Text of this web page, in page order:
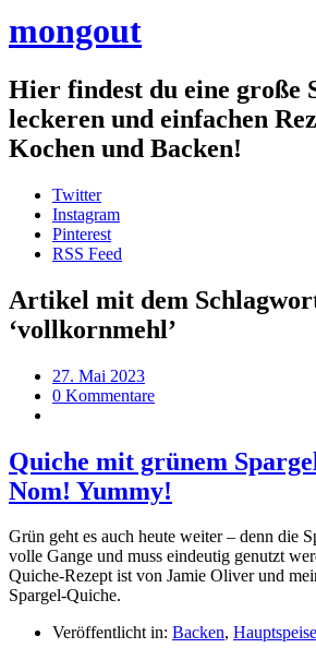
mongout
Hier findest du eine große
leckeren und einfachen
Kochen und Backen!
Twitter
Instagram
Pinterest
RSS Feed
Artikel mit dem
‘vollkornmehl’
27. Mai 2023
0 Kommentare
Quiche mit grünem
Nom! Yummy!
Grün geht es auch heute weiter – denn die
volle Gange und muss eindeutig genutzt
Quiche-Rezept ist von Jamie Oliver und
Spargel-Quiche.
Veröffentlicht in: Backen, Hauptspeise